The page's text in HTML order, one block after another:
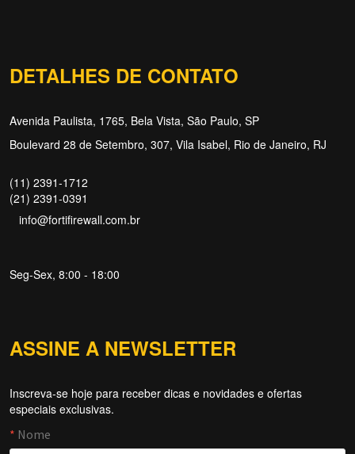
DETALHES DE CONTATO
Avenida Paulista, 1765, Bela Vista, São Paulo, SP
Boulevard 28 de Setembro, 307, Vila Isabel, Rio de Janeiro, RJ
(11) 2391-1712
(21) 2391-0391
info@fortifirewall.com.br
Seg-Sex, 8:00 - 18:00
ASSINE A NEWSLETTER
Inscreva-se hoje para receber dicas e novidades e ofertas
especiais exclusivas.